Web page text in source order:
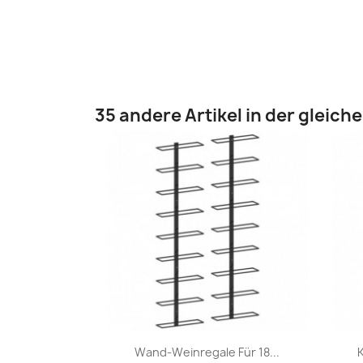
35 andere Artikel in der
Wand-Weinregale Für 18...
Vorschau